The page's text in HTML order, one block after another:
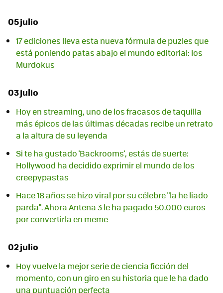
05 julio
17 ediciones lleva esta nueva fórmula de puzles que
está poniendo patas abajo el mundo editorial: los
Murdokus
03 julio
Hoy en streaming, uno de los fracasos de taquilla
más épicos de las últimas décadas recibe un retrato
a la altura de su leyenda
Si te ha gustado 'Backrooms', estás de suerte:
Hollywood ha decidido exprimir el mundo de los
creepypastas
Hace 18 años se hizo viral por su célebre "la he liado
parda". Ahora Antena 3 le ha pagado 50.000 euros
por convertirla en meme
02 julio
Hoy vuelve la mejor serie de ciencia ficción del
momento, con un giro en su historia que le ha dado
una puntuación perfecta